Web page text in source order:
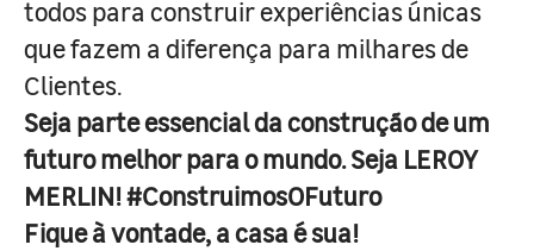
todos para construir experiências únicas
que fazem a diferença para milhares de
Clientes.
Seja parte essencial da construção de um
futuro melhor para o mundo. Seja LEROY
MERLIN! #ConstruimosOFuturo
Fique à vontade, a casa é sua!